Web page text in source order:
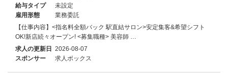
給与タイプ
未設定
雇用形態
業務委託
【仕事内容】<指名料全額バック 駅直結サロン>安定集客&希望シフト
OK!新店続々オープン! <募集職種> 美容師 …
求人の更新日 2026-08-07
スポンサー
求人ボックス